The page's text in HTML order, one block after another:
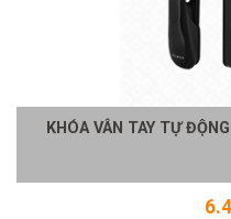
KHÓA VÂN TAY TỰ